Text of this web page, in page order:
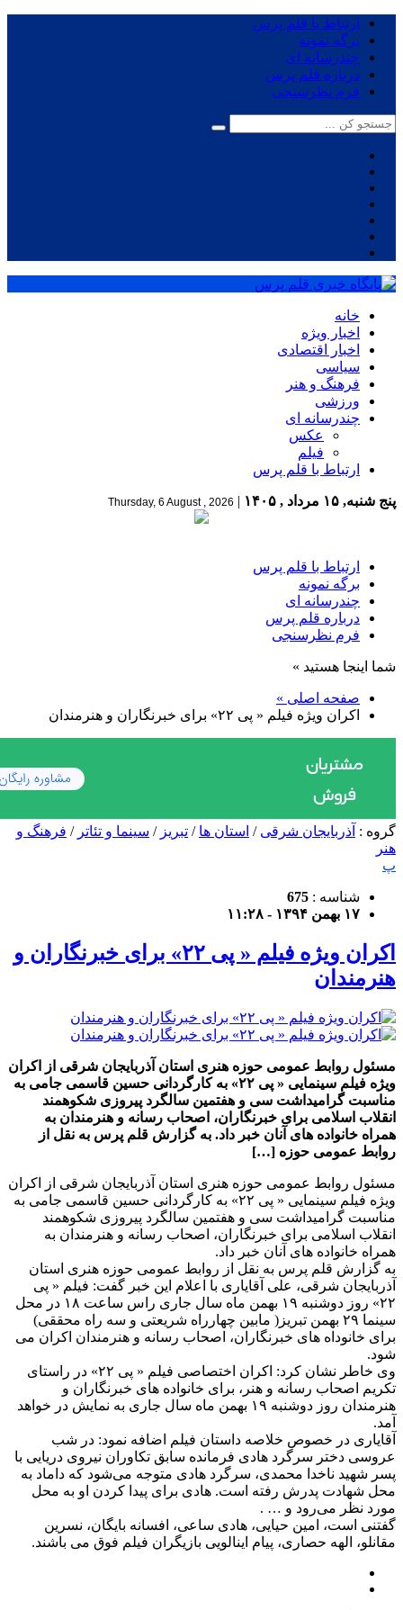
ارتباط با قلم پرس
برگه نمونه
چندرسانه ای
درباره قلم پرس
فرم نظرسنجی
خانه
اخبار ویژه
اخبار اقتصادی
سیاسی
فرهنگ و هنر
ورزشی
چندرسانه ای
عکس
فیلم
ارتباط با قلم پرس
پنج شنبه, ۱۵ مرداد , ۱۴۰۵ |
Thursday, 6 August , 2026
ارتباط با قلم پرس
برگه نمونه
چندرسانه ای
درباره قلم پرس
فرم نظرسنجی
شما اینجا هستید »
صفحه اصلی »
اکران ویژه فیلم « پی ۲۲» برای خبرنگاران و هنرمندان
گروه : آذربایجان شرقی / استان ها / تبریز / سینما و تئاتر / فرهنگ و
هنر
پ
شناسه : 675
۱۷ بهمن ۱۳۹۴ - ۱۱:۲۸
اکران ویژه فیلم « پی ۲۲» برای خبرنگاران و
هنرمندان
مسئول روابط عمومی حوزه هنری استان آذربایجان شرقی از اکران
ویژه فیلم سینمایی « پی ۲۲» به کارگردانی حسین قاسمی جامی به
مناسبت گرامیداشت سی و هفتمین سالگرد پیروزی شکوهمند
انقلاب اسلامی برای خبرنگاران، اصحاب رسانه و هنرمندان به
همراه خانواده های آنان خبر داد. به گزارش قلم پرس به نقل از
روابط عمومی حوزه […]
مسئول روابط عمومی حوزه هنری استان آذربایجان شرقی از اکران
ویژه فیلم سینمایی « پی ۲۲» به کارگردانی حسین قاسمی جامی به
مناسبت گرامیداشت سی و هفتمین سالگرد پیروزی شکوهمند
انقلاب اسلامی برای خبرنگاران، اصحاب رسانه و هنرمندان به
همراه خانواده های آنان خبر داد.
به گزارش قلم پرس به نقل از روابط عمومی حوزه هنری استان
آذربایجان شرقی، علی آقایاری با اعلام این خبر گفت: فیلم « پی
۲۲» روز دوشنبه ۱۹ بهمن ماه سال جاری راس ساعت ۱۸ در محل
سینما ۲۹ بهمن تبریز( مابین چهارراه شریعتی و سه راه محققی)
برای خانوداه های خبرنگاران، اصحاب رسانه و هنرمندان اکران می
شود.
وی خاطر نشان کرد: اکران اختصاصی فیلم « پی ۲۲» در راستای
تکریم اصحاب رسانه و هنر، برای خانواده های خبرنگاران و
هنرمندان روز دوشنبه ۱۹ بهمن ماه سال جاری به نمایش در خواهد
آمد.
آقایاری در خصوص خلاصه داستان فیلم اضافه نمود: در شب
عروسی دختر سرگرد هادی فرمانده سابق تکاوران نیروی دریایی با
پسر شهید ناخدا محمدی، سرگرد هادی متوجه می‌شود که داماد به
محل شهادت پدرش رفته است. هادی برای پیدا کردن او به محل
مورد نظر می‌رود و … .
گفتنی است، امین حیایی، هادی ساعی، افسانه بایگان، نسرین
مقانلو، الهه حصاری، پیام اینالویی بازیگران فیلم فوق می باشند.